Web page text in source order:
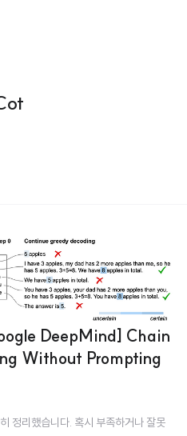
DeepMind] Chain
Without Prompting
정리했습니다. 혹시 부족하거나 잘못